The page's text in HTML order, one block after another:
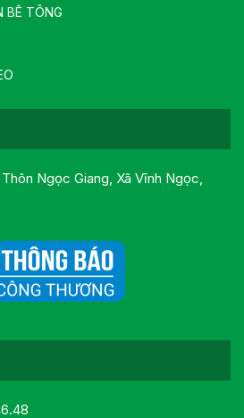
BÊ TÔNG
Ngọc Giang, Xã Vĩnh Ngọc,